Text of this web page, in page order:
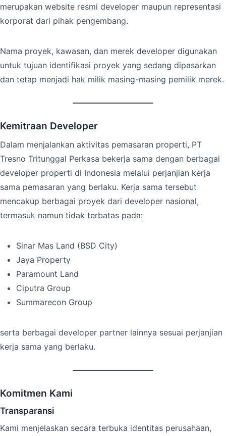
merupakan website resmi developer maupun representasi
korporat dari pihak pengembang.
Nama proyek, kawasan, dan merek developer digunakan
untuk tujuan identifikasi proyek yang sedang dipasarkan
dan tetap menjadi hak milik masing-masing pemilik merek.
Kemitraan Developer
Dalam menjalankan aktivitas pemasaran properti, PT
Tresno Tritunggal Perkasa bekerja sama dengan berbagai
developer properti di Indonesia melalui perjanjian kerja
sama pemasaran yang berlaku. Kerja sama tersebut
mencakup berbagai proyek dari developer nasional,
termasuk namun tidak terbatas pada:
Sinar Mas Land (BSD City)
Jaya Property
Paramount Land
Ciputra Group
Summarecon Group
serta berbagai developer partner lainnya sesuai perjanjian
kerja sama yang berlaku.
Komitmen Kami
Transparansi
Kami menjelaskan secara terbuka identitas perusahaan,